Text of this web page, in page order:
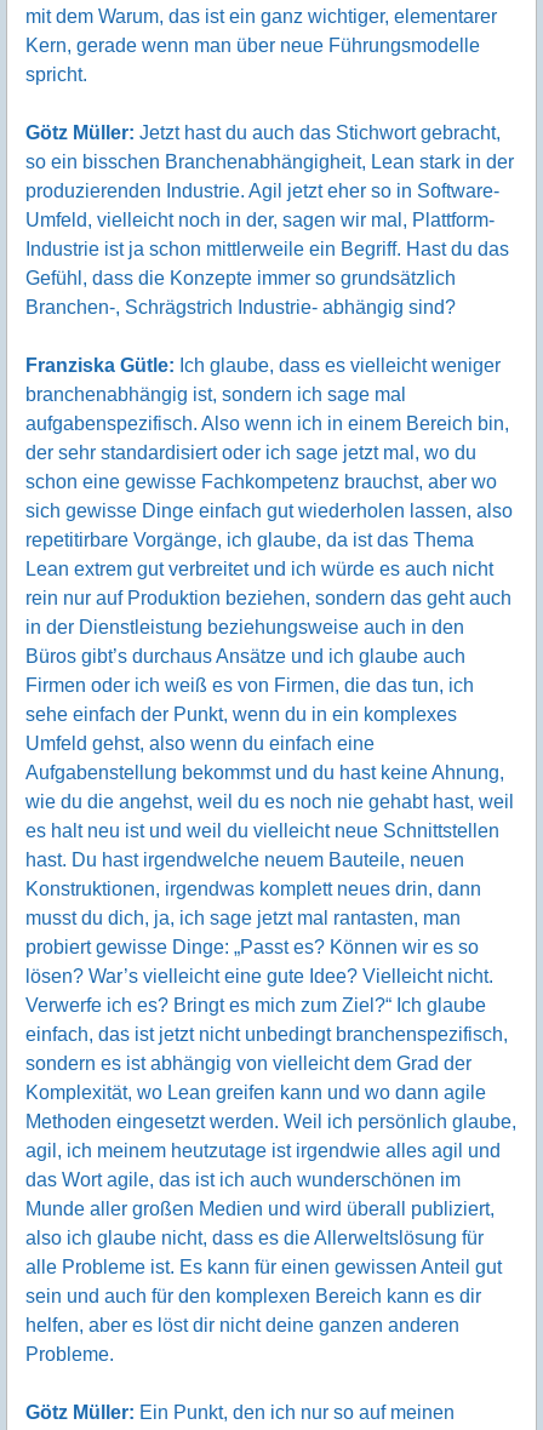
mit dem Warum, das ist ein ganz wichtiger, elementarer
Kern, gerade wenn man über neue Führungsmodelle
spricht.
Götz Müller: Jetzt hast du auch das Stichwort gebracht,
so ein bisschen Branchenabhängigheit, Lean stark in der
produzierenden Industrie. Agil jetzt eher so in Software-
Umfeld, vielleicht noch in der, sagen wir mal, Plattform-
Industrie ist ja schon mittlerweile ein Begriff. Hast du das
Gefühl, dass die Konzepte immer so grundsätzlich
Branchen-, Schrägstrich Industrie- abhängig sind?
Franziska Gütle: Ich glaube, dass es vielleicht weniger
branchenabhängig ist, sondern ich sage mal
aufgabenspezifisch. Also wenn ich in einem Bereich bin,
der sehr standardisiert oder ich sage jetzt mal, wo du
schon eine gewisse Fachkompetenz brauchst, aber wo
sich gewisse Dinge einfach gut wiederholen lassen, also
repetitirbare Vorgänge, ich glaube, da ist das Thema
Lean extrem gut verbreitet und ich würde es auch nicht
rein nur auf Produktion beziehen, sondern das geht auch
in der Dienstleistung beziehungsweise auch in den
Büros gibt’s durchaus Ansätze und ich glaube auch
Firmen oder ich weiß es von Firmen, die das tun, ich
sehe einfach der Punkt, wenn du in ein komplexes
Umfeld gehst, also wenn du einfach eine
Aufgabenstellung bekommst und du hast keine Ahnung,
wie du die angehst, weil du es noch nie gehabt hast, weil
es halt neu ist und weil du vielleicht neue Schnittstellen
hast. Du hast irgendwelche neuem Bauteile, neuen
Konstruktionen, irgendwas komplett neues drin, dann
musst du dich, ja, ich sage jetzt mal rantasten, man
probiert gewisse Dinge: „Passt es? Können wir es so
lösen? War’s vielleicht eine gute Idee? Vielleicht nicht.
Verwerfe ich es? Bringt es mich zum Ziel?“ Ich glaube
einfach, das ist jetzt nicht unbedingt branchenspezifisch,
sondern es ist abhängig von vielleicht dem Grad der
Komplexität, wo Lean greifen kann und wo dann agile
Methoden eingesetzt werden. Weil ich persönlich glaube,
agil, ich meinem heutzutage ist irgendwie alles agil und
das Wort agile, das ist ich auch wunderschönen im
Munde aller großen Medien und wird überall publiziert,
also ich glaube nicht, dass es die Allerweltslösung für
alle Probleme ist. Es kann für einen gewissen Anteil gut
sein und auch für den komplexen Bereich kann es dir
helfen, aber es löst dir nicht deine ganzen anderen
Probleme.
Götz Müller: Ein Punkt, den ich nur so auf meinen